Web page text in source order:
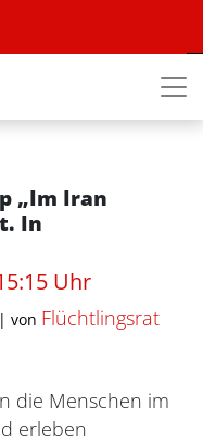
„Im Iran
In
Uhr
von Flüchtlingsrat
die Menschen im
erleben